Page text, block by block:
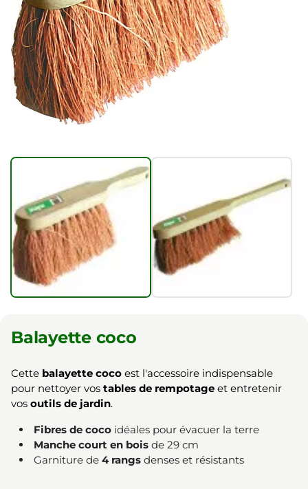
Balayette coco
Cette balayette coco est l'accessoire indispensable
pour nettoyer vos tables de rempotage et entretenir
vos outils de jardin.
Fibres de coco idéales pour évacuer la terre
Manche court en bois de 29 cm
Garniture de 4 rangs denses et résistants